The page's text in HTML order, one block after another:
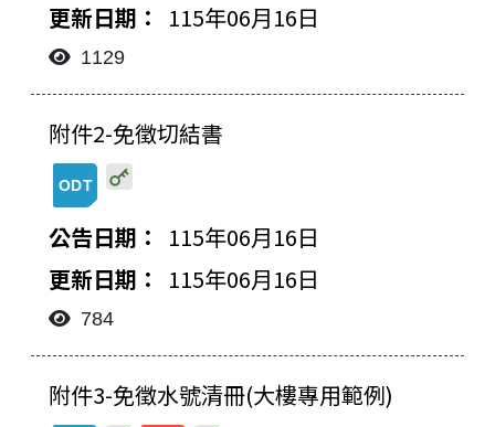
115年06月16日
1129
附件2-免徵切結書
20260616165823799299633.odt
115年06月16日
115年06月16日
784
附件3-免徵水號清冊(大樓專用範例)